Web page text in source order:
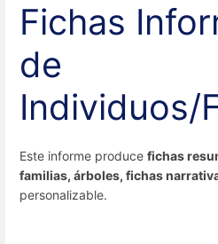
Fichas
de
Individuos/
Este informe produce fichas
familias, árboles, fichas
personalizable.